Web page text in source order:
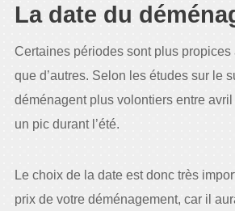
La date du
Certaines périodes sont plus
que d’autres. Selon les études sur le
déménagent plus volontiers entre
un pic durant l’été.
Le choix de la date est donc très
prix de votre déménagement, car il